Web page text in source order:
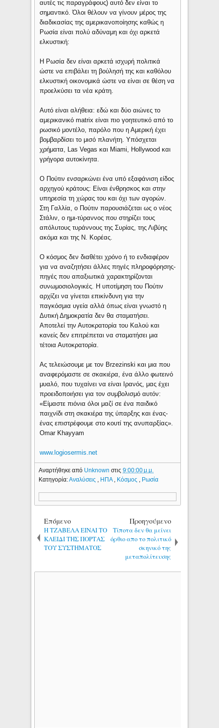
αυτές τις παραγράφους) αυτό δεν είναι το
σημαντικό. Όλοι θέλουν να γίνουν μέρος της
διαδικασίας της αμερικανοποίησης καθώς η
Ρωσία είναι πολύ αδύναμη και όχι αρκετά
ελκυστική:
H Ρωσία δεν είναι αρκετά ισχυρή πολιτικά
ώστε να επιβάλει τη βούλησή της και καθόλου
ελκυστική οικονομικά ώστε να είναι σε θέση να
προελκύσει τα νέα κράτη.
Αυτό είναι αλήθεια: εδώ και δύο αιώνες το
αμερικανικό matrix είναι πιο γοητευτικό από το
ρωσικό μοντέλο, παρόλο που η Αμερική έχει
βομβαρδίσει το μισό πλανήτη. Υπόσχεται
χρήματα, Las Vegas και Miami, Hollywood και
γρήγορα αυτοκίνητα.
O Πούτιν ενσαρκώνει ένα υπό εξαφάνιση είδος
αρχηγού κράτους: Είναι ένθρησκος και στην
υπηρεσία τη χώρας του και όχι των αγορών.
Στη Γαλλία, ο Πούτιν παρουσιάζεται ως ο νέος
Στάλιν, ο ημι-τύραννος που στηρίζει τους
απόλυτους τυράννους της Συρίας, της Λιβύης
ακόμα και της Ν. Κορέας.
Ο κόσμος δεν διαθέτει χρόνο ή το ενδιαφέρον
για να αναζητήσει άλλες πηγές πληροφόρησης-
πηγές που απαξιωτικά χαρακτηρίζονται
συνωμοσιολογικές. Η υποτίμηση του Πούτιν
αρχίζει να γίνεται επικίνδυνη για την
παγκόσμια υγεία αλλά όπως είναι γνωστό η
Δυτική Δημοκρατία δεν θα σταματήσει.
Αποτελεί την Αυτοκρατορία του Καλού και
κανείς δεν επιτρέπεται να σταματήσει μια
τέτοια Αυτοκρατορία.
Ας τελειώσουμε με τον Brzezinski και μια που
αναφερόμαστε σε σκακιέρα, ένα άλλο φωτεινό
μυαλό, που τυχαίνει να είναι Ιρανός, μας έχει
προειδοποιήσει για τον συμβολισμό αυτόν:
«Είμαστε πιόνια όλοι μαζί σε ένα παιδικό
παιχνίδι στη σκακιέρα της ύπαρξης και ένας-
ένας επιστρέφουμε στο κουτί της ανυπαρξίας».
Omar Khayyam
www.logiosermis.net
Αναρτήθηκε από Unknownστις9:00:00 μ.μ.
Κατηγορία:Αναλύσεις ΗΠΑ Κόσμος Ρωσία
Επόμενο
Η ΤΖΑΒΕΛΑ ΕΙΝΑΙ ΤΟ
ΚΛΕΙΔΙ ΤΗΣ ΠΟΡΤΑΣ
ΤΟΥ ΣΥΣΤΗΜΑΤΟΣ
Προηγούμενο
Τίποτα δεν θα μείνει
όρθιο απο το πολιτικό
σκηνικό της
μεταπολίτευσης